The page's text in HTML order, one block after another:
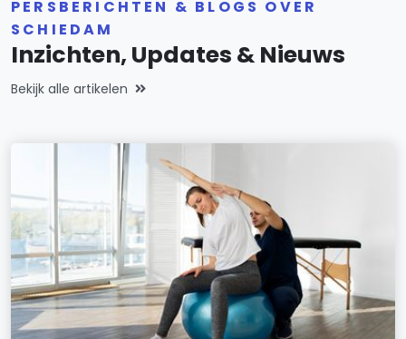
PERSBERICHTEN & BLOGS OVER
SCHIEDAM
Inzichten, Updates & Nieuws
Bekijk alle artikelen